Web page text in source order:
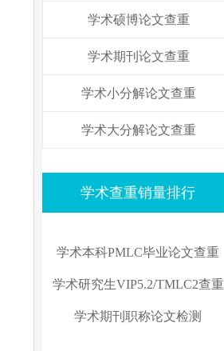
学术硕博论文查重
学术期刊论文查重
学术小分解论文查重
学术大分解论文查重
学术查重销量排行
学术本科PMLC毕业论文查重
学术研究生VIP5.2/TMLC2查重
学术期刊职称论文检测